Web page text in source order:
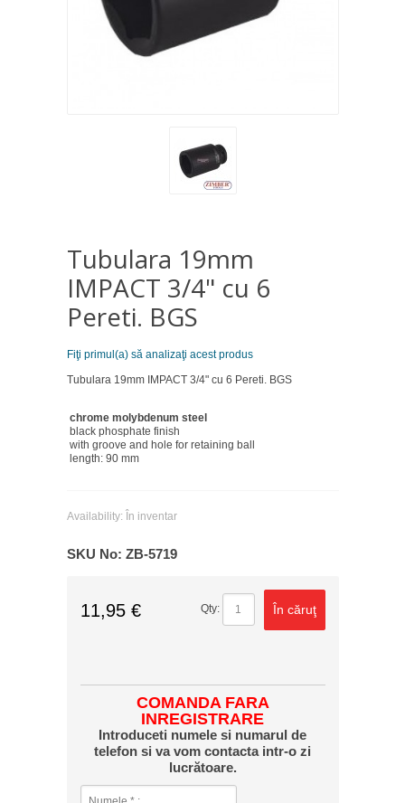
Tubulara 19mm
IMPACT 3/4" cu 6
Pereti. BGS
Fiţi primul(a) să analizaţi acest produs
Tubulara 19mm IMPACT 3/4" cu 6 Pereti. BGS
chrome molybdenum steel
black phosphate finish
with groove and hole for retaining ball
length: 90 mm
Availability: În inventar
SKU No: ZB-5719
11,95 € Qty: În căruţ
COMANDA FARA
INREGISTRARE
Introduceti numele si numarul de
telefon si va vom contacta intr-o zi
lucrătoare.